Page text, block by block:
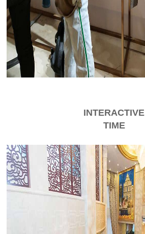
INTERACTIVE
TIME